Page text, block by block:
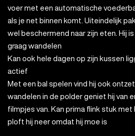
voer met een automatische
als je net binnen komt. Uiteindelijk
wel beschermend naar zijn eten. Hij
graag wandelen
Kan ook hele dagen op zijn kussen
actief
Met een bal spelen vind hij ook
wandelen in de polder geniet hij van
filmpjes van. Kan prima flink stuk met
ploft hij neer omdat hij moe is